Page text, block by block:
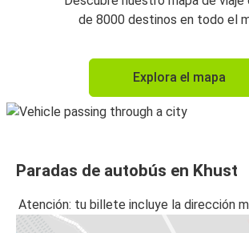
de 8000 destinos en todo el
Explora el mapa
Paradas de autobús en Khust
Atención: tu billete incluye la dirección